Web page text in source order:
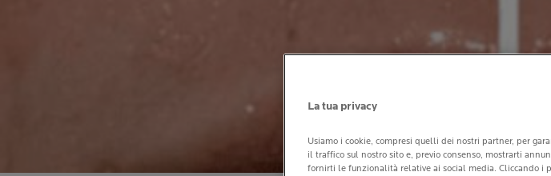
La tua privacy
Usiamo i cookie, compresi quelli dei nostri partner, per
il traffico sul nostro sito e, previo consenso, mostrarti
fornirti le funzionalità relative ai social media. Cliccando i